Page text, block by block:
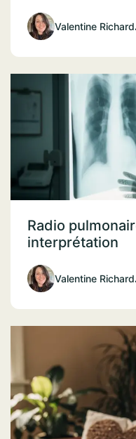
Valentine Richard
Radio
interprétation
Valentine Richard